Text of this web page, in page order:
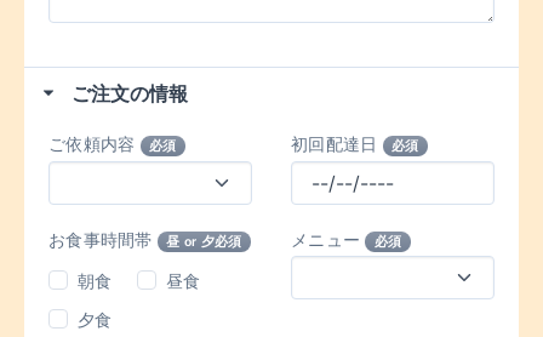
ご注文の情報
ご依頼内容 必須 初回配達日 必須
お食事時間帯 昼 or 夕必須
朝食
昼食
夕食
メニュー 必須